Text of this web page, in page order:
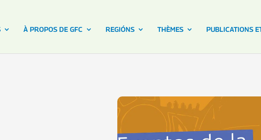
À PROPOS DE GFC REGIÓNS THÈMES PUBLICATIONS